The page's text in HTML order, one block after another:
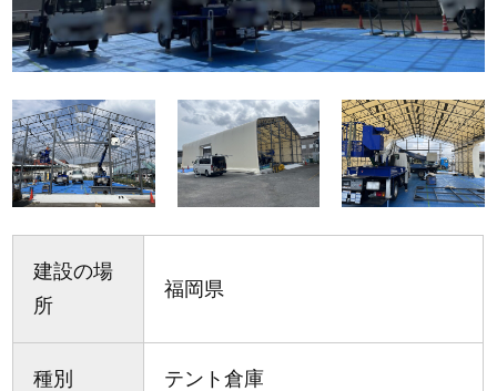
建設の場
所
福岡県
種別 テント倉庫